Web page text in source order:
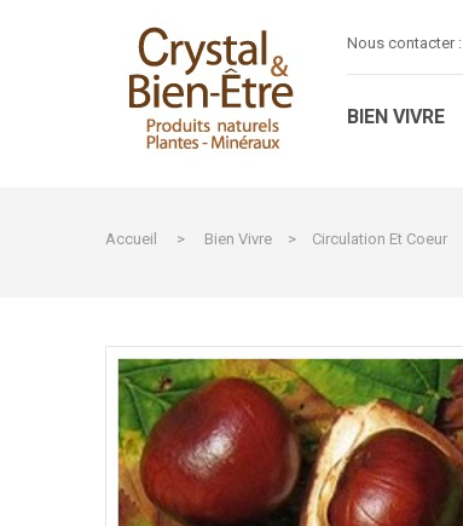
Nous contacter :
BIEN VIVRE
Accueil > Bien Vivre > Circulation Et Coeur